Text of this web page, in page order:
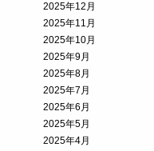
2025年12月
2025年11月
2025年10月
2025年9月
2025年8月
2025年7月
2025年6月
2025年5月
2025年4月